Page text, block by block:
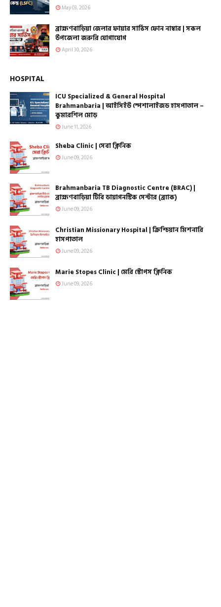
May 03, 2026
ব্রাহ্মণবাড়িয়া জেলার ফায়ার সার্ভিস ফোন নাম্বার | সকল
উপজেলা জরুরি যোগাযোগ
April 30, 2026
HOSPITAL
ICU Specialized & General Hospital
Brahmanbaria | আইসিইউ স্পেশালাইজড হাসপাতাল –
কুমারশিল মোড়
June 11, 2026
Sheba Clinic | সেবা ক্লিনিক
June 09, 2026
Brahmanbaria TB Diagnostic Centre (BRAC) |
ব্রাহ্মণবাড়িয়া টিবি ডায়াগনস্টিক সেন্টার (ব্র্যাক)
June 09, 2026
Christian Missionary Hospital | ক্রিশ্চিয়ান মিশনারি
হাসপাতাল
June 09, 2026
Marie Stopes Clinic | মেরি স্টোপস ক্লিনিক
June 09, 2026